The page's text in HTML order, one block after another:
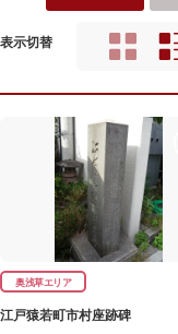
表示切替
奥浅草エリア
江戸猿若町市村座跡碑